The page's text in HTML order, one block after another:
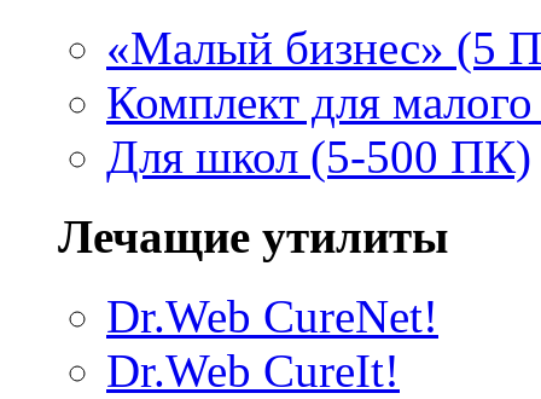
«Малый бизнес» (5
Комплект для
Для школ (5-500 ПК)
Лечащие утилиты
Dr.Web CureNet!
Dr.Web CureIt!